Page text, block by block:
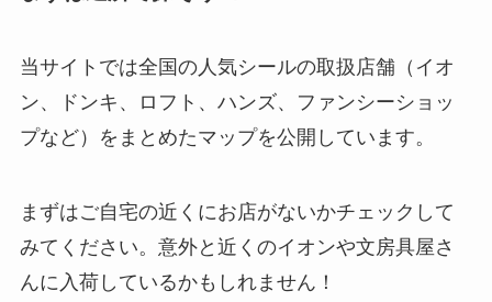
当サイトでは全国の人気シールの取扱店舗（イオ
ン、ドンキ、ロフト、ハンズ、ファンシーショッ
プなど）をまとめたマップを公開しています。
まずはご自宅の近くにお店がないかチェックして
みてください。意外と近くのイオンや文房具屋さ
んに入荷しているかもしれません！